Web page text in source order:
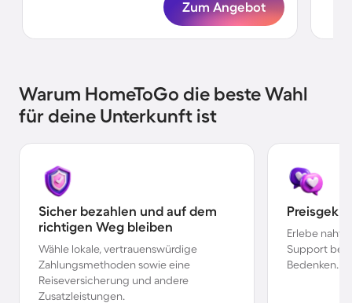
Zum Angebot
Warum HomeToGo die beste Wahl
für deine Unterkunft ist
Sicher bezahlen und auf dem
richtigen Weg bleiben
Wähle lokale, vertrauenswürdige
Zahlungsmethoden sowie eine
Reiseversicherung und andere
Zusatzleistungen.
Erlebe
Support bei
Bedenken.